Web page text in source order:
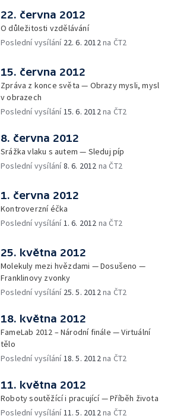
22. června 2012
O důležitosti vzdělávání
Poslední vysílání 22. 6. 2012na ČT2
15. června 2012
Zpráva z konce světa — Obrazy mysli, mysl
v obrazech
Poslední vysílání15. 6. 2012na ČT2
8. června 2012
Srážka vlaku s autem — Sleduj píp
Poslední vysílání8. 6. 2012 na ČT2
1. června 2012
Kontroverzní éčka
Poslední vysílání1. 6. 2012 na ČT2
25. května 2012
Molekuly mezi hvězdami — Dosušeno —
Franklinovy zvonky
Poslední vysílání 25. 5. 2012na ČT2
18. května 2012
FameLab 2012 – Národní finále — Virtuální
tělo
Poslední vysílání18. 5. 2012na ČT2
11. května 2012
Roboty soutěžící i pracující — Příběh života
Poslední vysílání11. 5. 2012na ČT2